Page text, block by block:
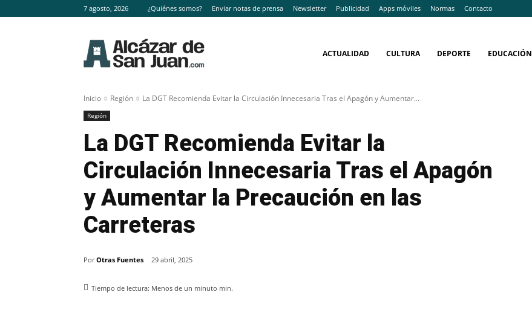
7 agosto, 2026 ¿Quiénes somos? Enviar notas de prensa Newsletter Publicidad Apps móviles Normas Contacto
ACTUALIDAD CULTURA DEPORTE EDUCACIÓN
Inicio Región La DGT Recomienda Evitar la Circulación Innecesaria Tras el Apagón y Aumentar...
Región
La DGT Recomienda Evitar la
Circulación Innecesaria Tras el Apagón
y Aumentar la Precaución en las
Carreteras
Por Otras Fuentes 29 abril, 2025
Tiempo de lectura: Menos de un minuto min.